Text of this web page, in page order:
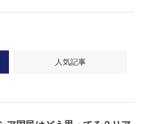
人気記事